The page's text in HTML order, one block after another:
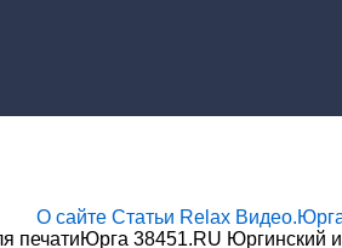
О сайте Статьи Relax
Юрга 38451.RU Юргинский